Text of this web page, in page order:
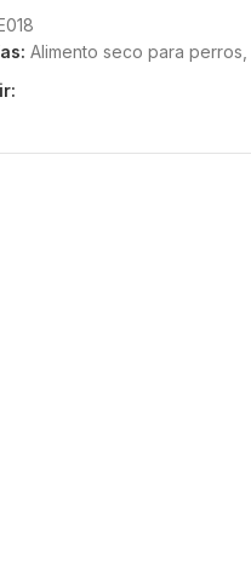
Alimento seco para perros